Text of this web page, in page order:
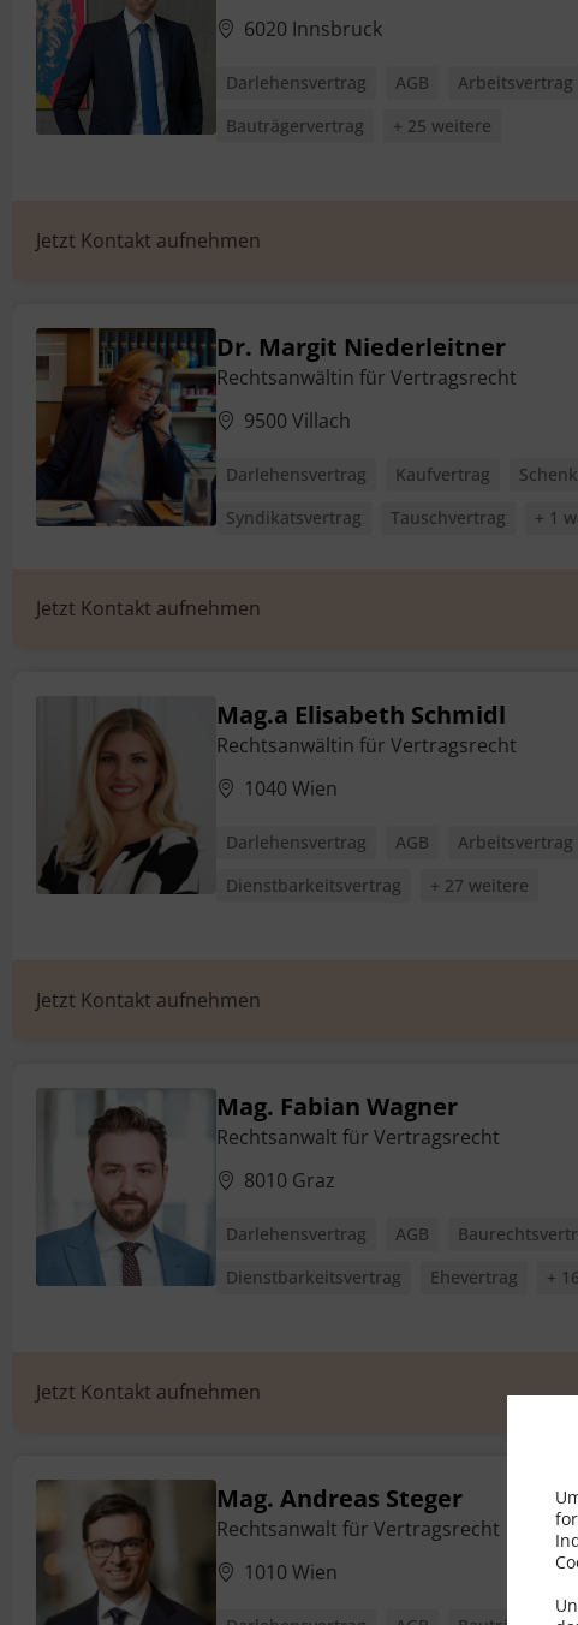
6020 Innsbruck
Darlehensvertrag AGB Arbeitsvertrag
Bauträgervertrag
+ 25 weitere
Jetzt Kontakt aufnehmen
Dr. Margit Niederleitner
Rechtsanwältin für Vertragsrecht
9500 Villach
Darlehensvertrag Kaufvertrag
Syndikatsvertrag
Tauschvertrag + 1
Jetzt Kontakt aufnehmen
Mag.a Elisabeth Schmidl
Rechtsanwältin für Vertragsrecht
1040 Wien
Darlehensvertrag AGB Arbeitsvertrag
Dienstbarkeitsvertrag
+ 27 weitere
Jetzt Kontakt aufnehmen
Mag. Fabian Wagner
Rechtsanwalt für Vertragsrecht
8010 Graz
Darlehensvertrag AGB
Dienstbarkeitsvertrag
Ehevertrag +
Jetzt Kontakt aufnehmen
Mag. Andreas Steger
Rechtsanwalt für Vertragsrecht
1010 Wien